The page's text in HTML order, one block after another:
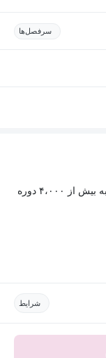
سرفصل‌ها
با خرید اشتراک مکتب‌پلاس، علاوه بر این دوره، به بیش از ۴،۰۰۰ دوره
شرایط